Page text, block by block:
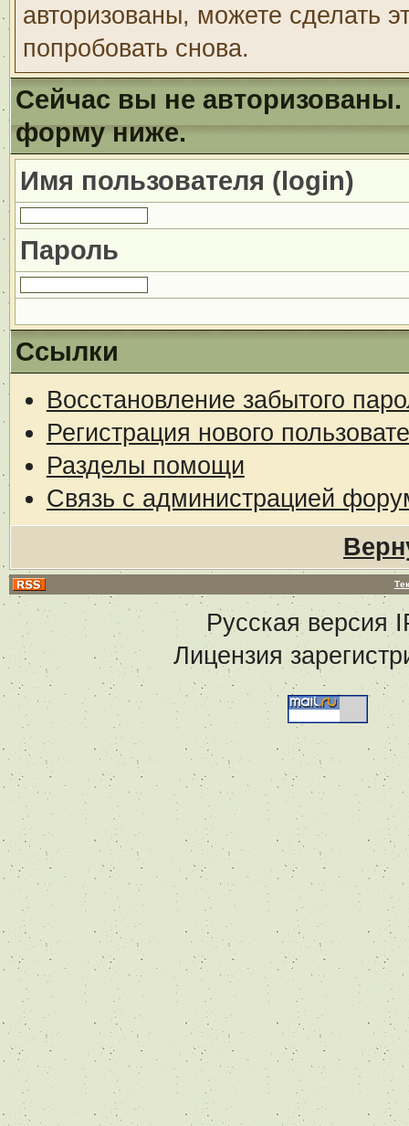
авторизованы, можете сделать
попробовать снова.
Сейчас вы не авторизованы.
форму ниже.
Имя пользователя (login)
Пароль
Ссылки
Восстановление забытого
Регистрация нового
Разделы помощи
Связь с администрацией
Русская версия
Лицензия